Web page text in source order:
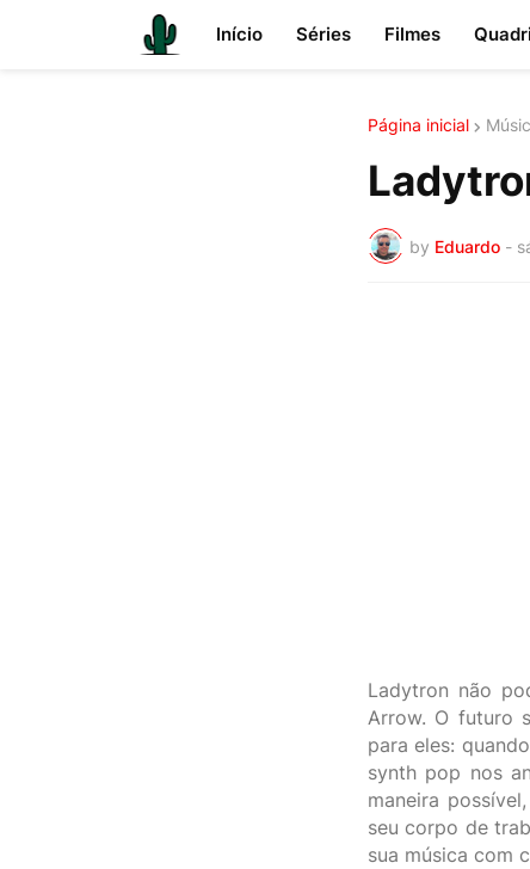
Início Séries Filmes
Página inicial
by Eduardo -
Ladytron não
Arrow. O futuro
para eles:
synth pop nos
maneira
seu corpo de
sua música com